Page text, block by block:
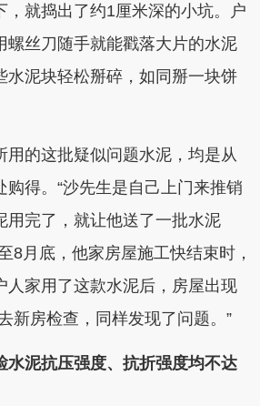
，就捣出了约1厘米深的小坑。户
螺丝刀随手就能戳落大片的水泥
水泥块轻松掰碎，如同掰一块饼
的这批疑似问题水泥，均是从
购得。“沙先生是自己上门来推销
用完了，就让他送了一批水泥
8月底，他家房屋施工快结束时，
人家用了这款水泥后，房屋出现
新房检查，同样发现了问题。”
泥抗压强度、抗折强度均不达